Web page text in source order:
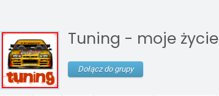
Tuning - moje życie
Dołącz do grupy